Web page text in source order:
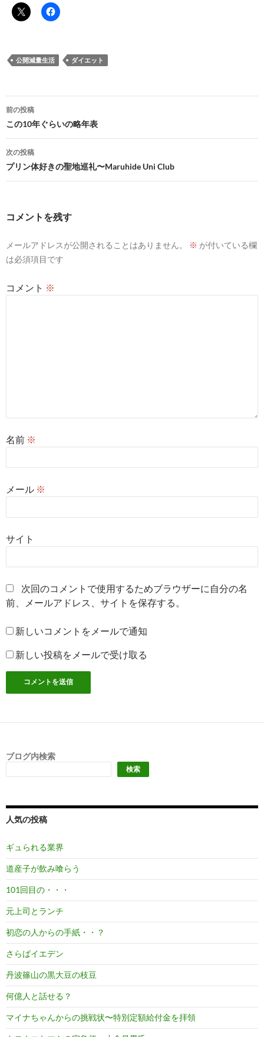
公開減量生活 ダイエット
投
稿
ナ
ビ
ゲ
ョ
前の投稿
この10年ぐらいの略年表
次の投稿
プリン体好きの聖地巡礼〜Maruhide Uni Club
コメントを残す
メールアドレスが公開されることはありません。 ※ が付いている欄
は必須項目です
コメント ※
名前 ※
メール ※
サイト
次回のコメントで使用するためブラウザーに自分の名
前、メールアドレス、サイトを保存する。
新しいコメントをメールで通知
新しい投稿をメールで受け取る
ブログ内検索
検索
人気の投稿
ギュられる業界
道産子が飲み喰らう
101回目の・・・
元上司とランチ
初恋の人からの手紙・・？
さらばイエデン
丹波篠山の黒大豆の枝豆
何億人と話せる？
マイナちゃんからの挑戦状〜特別定額給付金を拝領